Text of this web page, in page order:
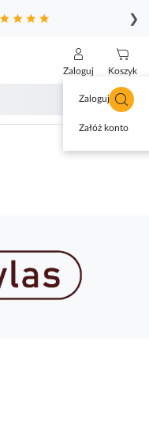
❯
Zaloguj
Zaloguj się
Załóż konto
Koszyk